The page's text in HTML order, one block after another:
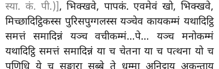
स्या. कं. पी.)], भिक्खवे, पापकं. एवमेवं खो, भिक्खवे,
मिच्छादिट्ठिकस्स पुरिसपुग्गलस्स यञ्चेव कायकम्मं यथादिट्ठि
समत्तं समादिन्नं यञ्च वचीकम्मं…पे…यञ्च मनोकम्मं
यथादिट्ठि समत्तं समादिन्नं या च चेतना या च पत्थना यो च